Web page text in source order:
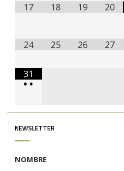
17 18 19 20
24 25 26 27
31
• •
NEWSLETTER
NOMBRE